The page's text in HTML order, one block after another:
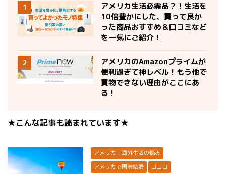
1
アメリカ生活必需品？！生活を
10倍豊かにした、買って良か
った商品おすすめ＆口コミなど
を一気にご紹介！
2
アメリカのAmazonプライムが
便利過ぎて神レベル！もう他で
買物できない理由がここにあ
る！
★こんな記事も読まれています★
アメリカ・海外生活の悩み
アメリカで国際結婚
ココロ